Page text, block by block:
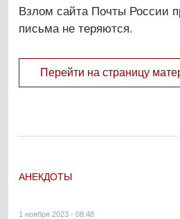
Взлом сайта Почты России
письма не теряются.
Перейти на страницу
АНЕКДОТЫ
1 ноября 2023 - 08:48